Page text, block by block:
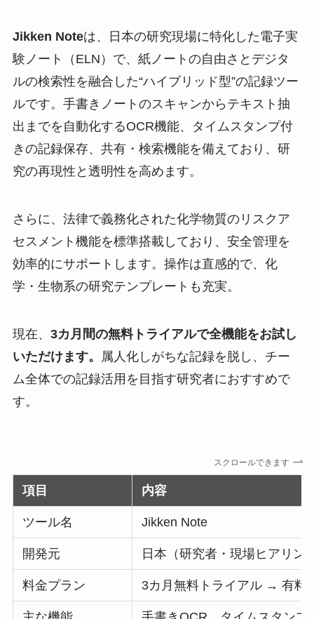
Jikken Noteは、日本の研究現場に特化した電子実
験ノート（ELN）で、紙ノートの自由さとデジタ
ルの検索性を融合した“ハイブリッド型”の記録ツー
ルです。手書きノートのスキャンからテキスト抽
出までを自動化するOCR機能、タイムスタンプ付
きの記録保存、共有・検索機能を備えており、研
究の再現性と透明性を高めます。
さらに、法律で義務化された化学物質のリスクア
セスメント機能を標準搭載しており、安全管理を
効率的にサポートします。操作は直感的で、化
学・生物系の研究テンプレートも充実。
現在、 3カ月間の無料トライアルで全機能をお試し
いただけます。
属人化しがちな記録を脱し、チー
ム全体での記録活用を目指す研究者におすすめで
す。
スクロールできます
項目 内容
ツール名 Jikken Note
開発元 日本（研究者・現場ヒアリン
料金プラン 3カ月無料トライアル → 有料